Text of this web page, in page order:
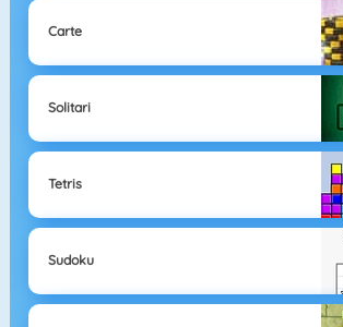
Carte
Solitari
Tetris
Sudoku